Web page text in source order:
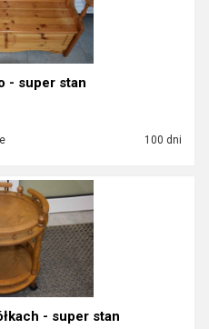
- super stan
100 dni
- super stan